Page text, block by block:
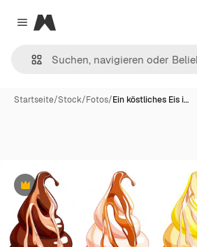
Close menu
Magnific
Startseite/Stock/Fotos/Ein köstliches Eis i…
Premium